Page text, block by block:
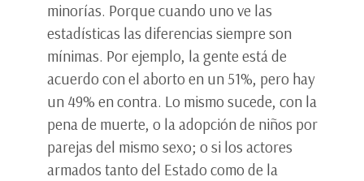
minorías. Porque cuando uno ve las
estadísticas las diferencias siempre son
mínimas. Por ejemplo, la gente está de
acuerdo con el aborto en un 51%, pero hay
un 49% en contra. Lo mismo sucede, con la
pena de muerte, o la adopción de niños por
parejas del mismo sexo; o si los actores
armados tanto del Estado como de la